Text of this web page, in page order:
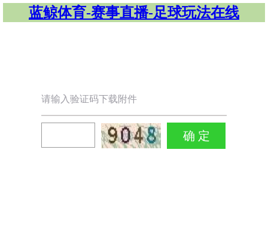
蓝鲸体育-赛事直播-足球玩法在线
请输入验证码下载附件